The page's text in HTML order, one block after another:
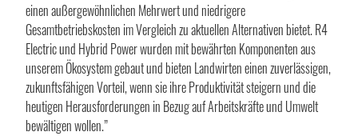
einen außergewöhnlichen Mehrwert und niedrigere
Gesamtbetriebskosten im Vergleich zu aktuellen Alternativen bietet. R4
Electric und Hybrid Power wurden mit bewährten Komponenten aus
unserem Ökosystem gebaut und bieten Landwirten einen zuverlässigen,
zukunftsfähigen Vorteil, wenn sie ihre Produktivität steigern und die
heutigen Herausforderungen in Bezug auf Arbeitskräfte und Umwelt
bewältigen wollen.”